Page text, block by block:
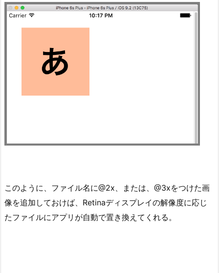
このように、ファイル名に@2x、または、@3xをつけた画
像を追加しておけば、Retinaディスプレイの解像度に応じ
たファイルにアプリが自動で置き換えてくれる。